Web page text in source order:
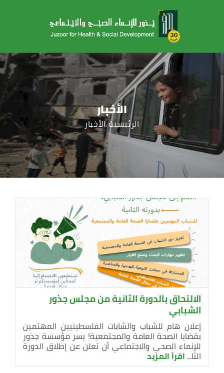
الأخبار
الرئيسية الأخبار
الالتحاق بالدورة الثانية من مجلس جذور
الشبابي
إعلان هام للشباب والشابات الفلسطينيين المهتمين
بقضايا الصحة العامة والمجتمعية! يسر مؤسسة جذور
للإنماء الصحي والاجتماعي أن تعلن عن إطلاق الدورة
الثا... اقرأ المزيد